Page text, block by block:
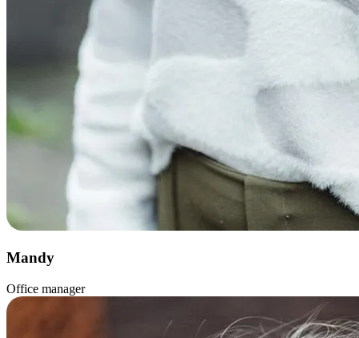
Mandy
Office manager